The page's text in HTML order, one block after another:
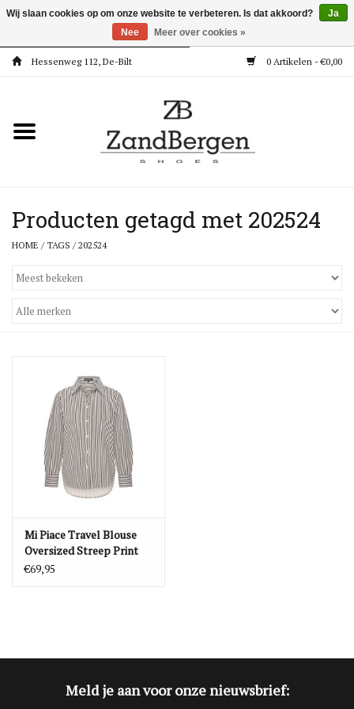
Hessenweg 112, De-Bilt 0 Artikelen - €0,00
Kleding
Meisjes
Jongens
Merken
Producten getagd met 202524
HOME /TAGS /202524
Mi Piace Travel Blouse
Oversized Streep Print
Dark Blue/Kit (XS t/m
€69,95
Meld je aan voor onze nieuwsbrief:
Wij slaan cookies op om onze website te verbeteren. Is dat akkoord?
Ja
Nee
Meer over cookies »